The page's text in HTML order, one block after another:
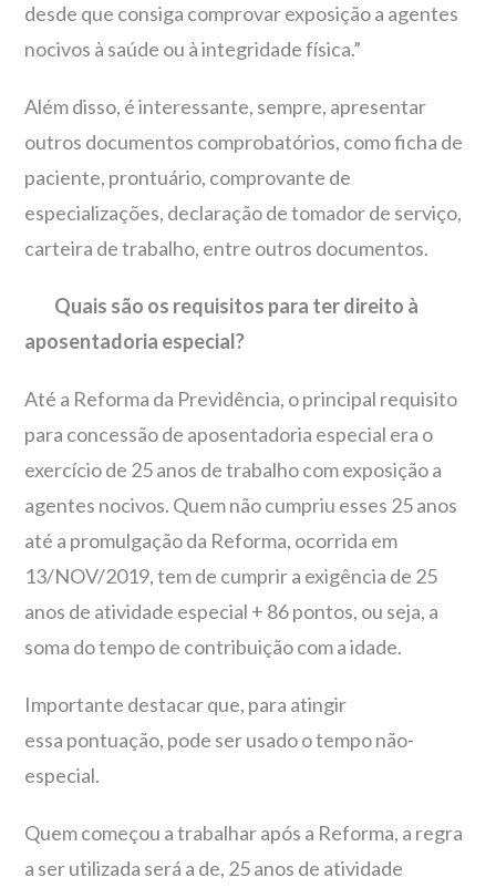
desde que consiga comprovar exposição a agentes
nocivos à saúde ou à integridade física.”
Além disso, é interessante, sempre, apresentar
outros documentos comprobatórios, como ficha de
paciente, prontuário, comprovante de
especializações, declaração de tomador de serviço,
carteira de trabalho, entre outros documentos.
Quais são os requisitos para ter direito à
aposentadoria especial?
Até a Reforma da Previdência, o principal requisito
para concessão de aposentadoria especial era o
exercício de 25 anos de trabalho com exposição a
agentes nocivos. Quem não cumpriu esses 25 anos
até a promulgação da Reforma, ocorrida em
13/NOV/2019, tem de cumprir a exigência de 25
anos de atividade especial + 86 pontos, ou seja, a
soma do tempo de contribuição com a idade.
Importante destacar que, para atingir
essa pontuação, pode ser usado o tempo não-
especial.
Quem começou a trabalhar após a Reforma, a regra
a ser utilizada será a de, 25 anos de atividade